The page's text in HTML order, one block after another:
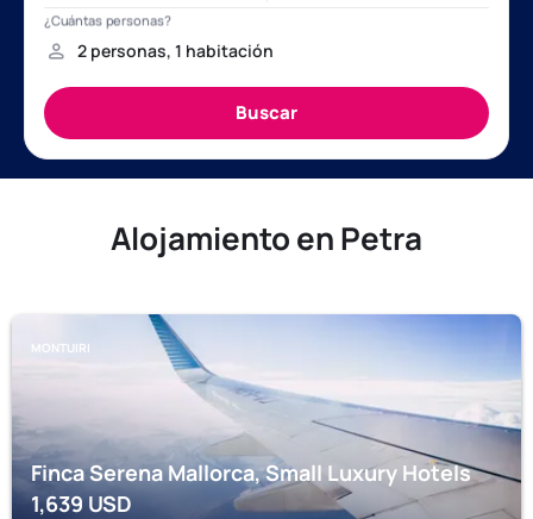
Alojamiento en Petra
MONTUIRI
Finca Serena Mallorca, Small Luxury Hotels
1,639 USD